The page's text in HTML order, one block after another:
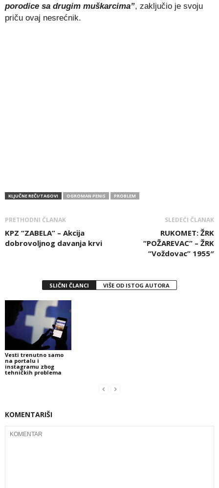
porodice sa drugim muškarcima”, zaključio je svoju
priču ovaj nesrećnik.
KLJUČNE REČI/TAGOVI OGROMAN PENIS PROBLEM
PRETHODNI ČLANAK
KPZ “ZABELA” – Akcija
dobrovoljnog davanja krvi
SLEDEĆI ČLANAK
RUKOMET: ŽRK
“POŽAREVAC” – ŽRK
“Voždovac” 1955″
SLIČNI ČLANCI VIŠE OD ISTOG AUTORA
Vesti trenutno samo
na portalu i
instagramu zbog
tehničkih problema
KOMENTARIŠI